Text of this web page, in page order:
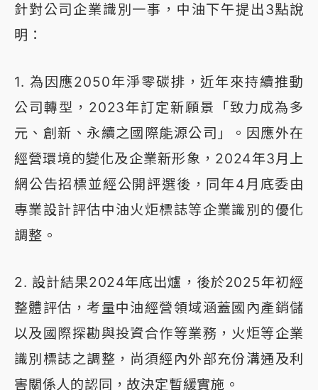
針對公司企業識別一事，中油下午提出3點說
明：
1. 為因應2050年淨零碳排，近年來持續推動
公司轉型，2023年訂定新願景「致力成為多
元、創新、永續之國際能源公司」。因應外在
經營環境的變化及企業新形象，2024年3月上
網公告招標並經公開評選後，同年4月底委由
專業設計評估中油火炬標誌等企業識別的優化
調整。
2. 設計結果2024年底出爐，後於2025年初經
整體評估，考量中油經營領域涵蓋國內產銷儲
以及國際探勘與投資合作等業務，火炬等企業
識別標誌之調整，尚須經內外部充份溝通及利
害關係人的認同，故決定暫緩實施。